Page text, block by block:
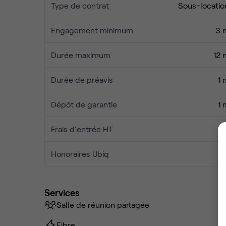
Type de contrat Sous-
Engagement minimum 3
Durée maximum 12
Durée de préavis 1
Dépôt de garantie 1
Frais d'entrée HT
Honoraires Ubiq
Services
Salle de réunion partagée